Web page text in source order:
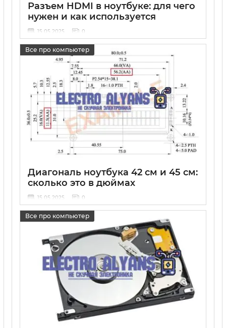
Разъем HDMI в ноутбуке: для чего
нужен и как используется
15 05 2025 0
Все про компьютер
Диагональ ноутбука 42 см и 45 см:
сколько это в дюймах
15 05 2025 0
Все про компьютер